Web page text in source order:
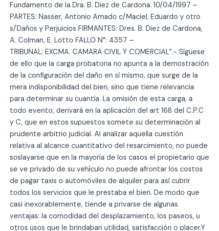
Fundamento de la Dra. B. Diez de Cardona. 10/04/1997 –
PARTES: Nasser, Antonio Amado c/Maciel, Eduardo y otro
s/Daños y Perjuicios FIRMANTES: Dres. B. Diez de Cardona,
A. Colman, E. Lotto FALLO N°: 4357 –
TRIBUNAL: EXCMA. CAMARA CIVIL Y COMERCIAL”.- Síguese
de ello que la carga probatoria no apunta a la demostración
de la configuración del daño en sí mismo, que surge de la
mera indisponibilidad del bien, sino que tiene relevancia
para determinar su cuantía. La omisión de esta carga, a
todo evento, derivará en la aplicación del art 168 del C.P.C
y C, que en estos supuestos somete su determinación al
prudente arbitrio judicial. Al analizar aquella cuestión
relativa al alcance cuantitativo del resarcimiento, no puede
soslayarse que en la mayoría de los casos el propietario que
se ve privado de su vehículo no puede afrontar los costos
de pagar taxis o automóviles de alquiler para así cubrir
todos los servicios que le prestaba el bien. De modo que
casi inexorablemente, tiende a privarse de algunas
ventajas: la comodidad del desplazamiento, los paseos, u
otros usos que le brindaban utilidad, satisfacción o placer.Y